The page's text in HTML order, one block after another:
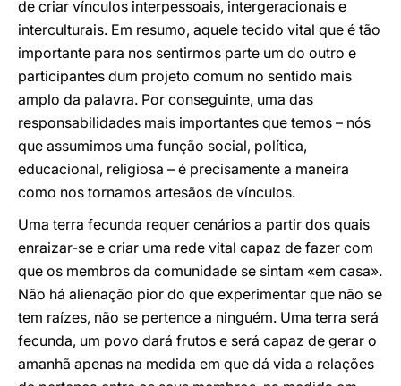
de criar vínculos interpessoais, intergeracionais e
interculturais. Em resumo, aquele tecido vital que é tão
importante para nos sentirmos parte um do outro e
participantes dum projeto comum no sentido mais
amplo da palavra. Por conseguinte, uma das
responsabilidades mais importantes que temos – nós
que assumimos uma função social, política,
educacional, religiosa – é precisamente a maneira
como nos tornamos artesãos de vínculos.
Uma terra fecunda requer cenários a partir dos quais
enraizar-se e criar uma rede vital capaz de fazer com
que os membros da comunidade se sintam «em casa».
Não há alienação pior do que experimentar que não se
tem raízes, não se pertence a ninguém. Uma terra será
fecunda, um povo dará frutos e será capaz de gerar o
amanhã apenas na medida em que dá vida a relações